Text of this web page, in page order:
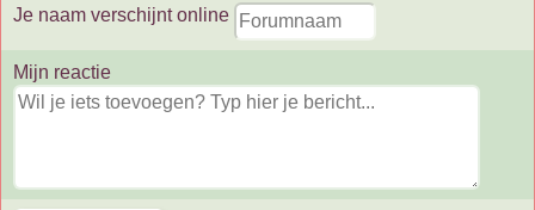
Je naam verschijnt online
Mijn reactie